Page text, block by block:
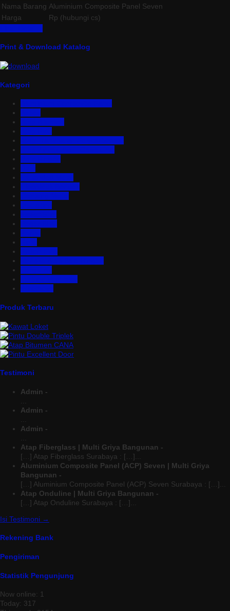
Nama Barang Aluminium Composite Panel Seven
Harga
Rp (hubungi cs)
Print & Download Katalog
Kategori
Produk Terbaru
Testimoni
Admin -
Admin -
Admin -
Atap Fiberglass | Multi Griya Bangunan -
[…] Atap Fiberglass Surabaya : […]...
Aluminium Composite Panel (ACP) Seven | Multi Griya
Bangunan -
[…] Aluminium Composite Panel (ACP) Seven Surabaya : […]...
Atap Onduline | Multi Griya Bangunan -
[…] Atap Onduline Surabaya : […]...
Isi Testimoni →
Rekening Bank
Pengiriman
Statistik Pengunjung
Now online: 1
Today: 317